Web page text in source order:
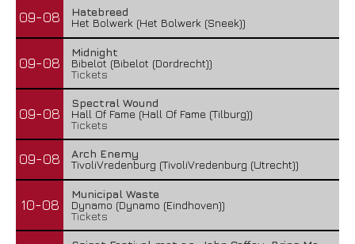
09-08
Hatebreed
Het Bolwerk (Het Bolwerk (Sneek))
09-08
Midnight
Bibelot (Bibelot (Dordrecht))
Tickets
09-08
Spectral Wound
Hall Of Fame (Hall Of Fame (Tilburg))
Tickets
09-08
Arch Enemy
TivoliVredenburg (TivoliVredenburg (Utrecht))
10-08
Municipal Waste
Dynamo (Dynamo (Eindhoven))
Tickets